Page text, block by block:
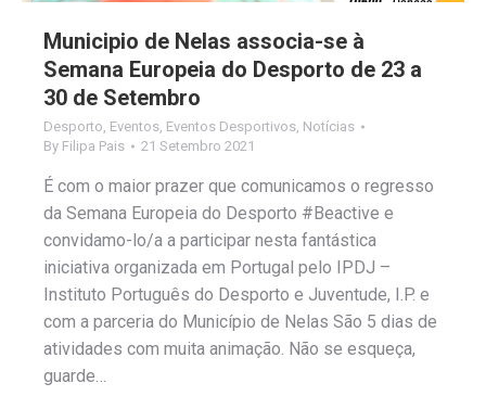
Municipio de Nelas associa-se à
Semana Europeia do Desporto de 23 a
30 de Setembro
Desporto Eventos Eventos Desportivos Notícias
By Filipa Pais 21 Setembro 2021
É com o maior prazer que comunicamos o regresso
da Semana Europeia do Desporto #Beactive e
convidamo-lo/a a participar nesta fantástica
iniciativa organizada em Portugal pelo IPDJ –
Instituto Português do Desporto e Juventude, I.P. e
com a parceria do Município de Nelas São 5 dias de
atividades com muita animação. Não se esqueça,
guarde…